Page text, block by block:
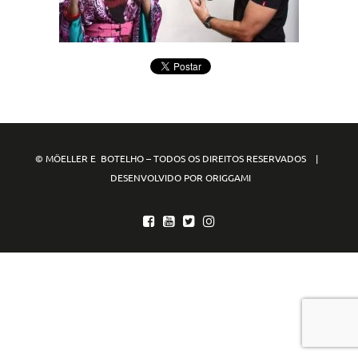
© MÖELLER E BOTELHO – TODOS OS DIREITOS RESERVADOS |
DESENVOLVIDO POR ORIGGAMI